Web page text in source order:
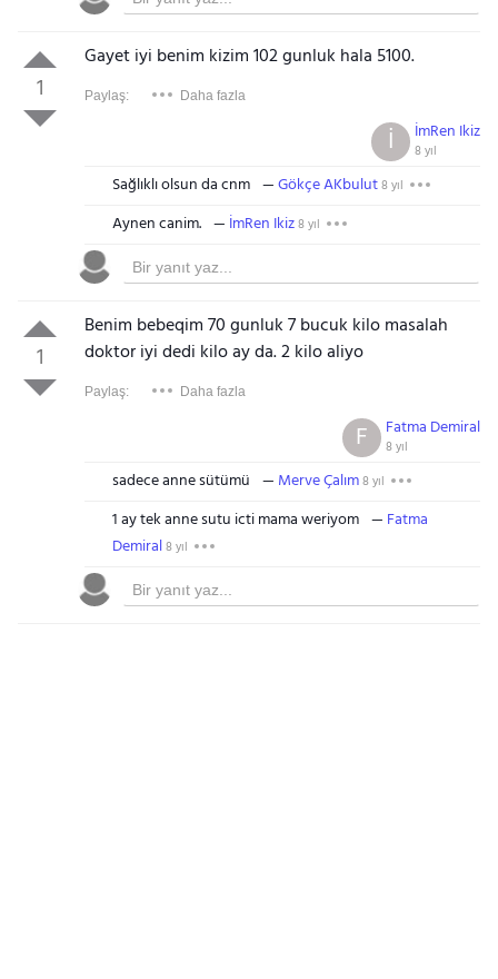
1
Gayet iyi benim kizim 102 gunluk hala 5100.
Paylaş: Daha fazla
İmRen Ikiz
8 yıl
İ
Sağlıklı olsun da cnm Gökçe AKbulut8 yıl
Aynen canim. İmRen Ikiz8 yıl
1
Benim bebeqim 70 gunluk 7 bucuk kilo masalah
doktor iyi dedi kilo ay da. 2 kilo aliyo
Paylaş: Daha fazla
Fatma Demiral
8 yıl
F
sadece anne sütümü Merve Çalım8 yıl
1 ay tek anne sutu icti mama weriyom
Fatma
Demiral8 yıl